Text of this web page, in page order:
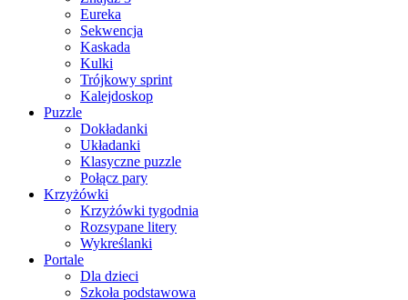
Eureka
Sekwencja
Kaskada
Kulki
Trójkowy sprint
Kalejdoskop
Puzzle
Dokładanki
Układanki
Klasyczne puzzle
Połącz pary
Krzyżówki
Krzyżówki tygodnia
Rozsypane litery
Wykreślanki
Portale
Dla dzieci
Szkoła podstawowa